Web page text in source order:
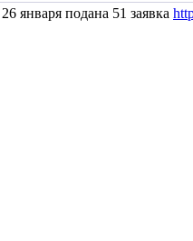
января подана 51 заявка